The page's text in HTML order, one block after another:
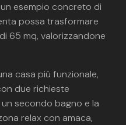
esempio concreto di
possa trasformare
65 mq, valorizzandone
casa più funzionale,
due richieste
secondo bagno e la
relax con amaca,